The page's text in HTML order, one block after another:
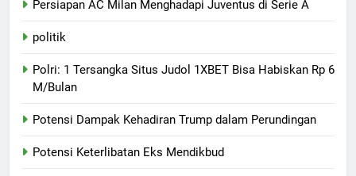
Persiapan AC Milan Menghadapi Juventus di Serie A
politik
Polri: 1 Tersangka Situs Judol 1XBET Bisa Habiskan Rp 6
M/Bulan
Potensi Dampak Kehadiran Trump dalam Perundingan
Potensi Keterlibatan Eks Mendikbud